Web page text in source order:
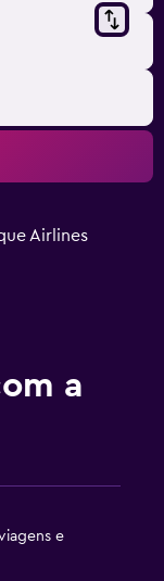
Airlines
a
e